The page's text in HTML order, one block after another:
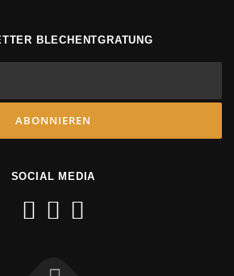
BLECHENTGRATUNG
SOCIAL MEDIA